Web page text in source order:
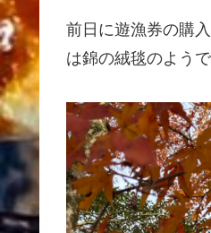
前日に遊漁券の購
は錦の絨毯のようで